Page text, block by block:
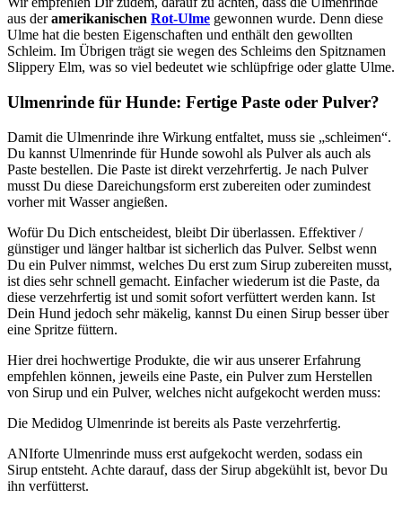
aus deramerikanischen Rot-Ulme gewonnen wurde. Denn diese
Ulme hat die besten Eigenschaften und enthält den gewollten
Schleim. Im Übrigen trägt sie wegen des Schleims den Spitznamen
Slippery Elm, was so viel bedeutet wie schlüpfrige oder glatte Ulme.
Ulmenrinde für Hunde: Fertige Paste oder Pulver?
Damit die Ulmenrinde ihre Wirkung entfaltet, muss sie „schleimen“.
Du kannst Ulmenrinde für Hunde sowohl als Pulver als auch als
Paste bestellen. Die Paste ist direkt verzehrfertig. Je nach Pulver
musst Du diese Dareichungsform erst zubereiten oder zumindest
vorher mit Wasser angießen.
Wofür Du Dich entscheidest, bleibt Dir überlassen. Effektiver /
günstiger und länger haltbar ist sicherlich das Pulver. Selbst wenn
Du ein Pulver nimmst, welches Du erst zum Sirup zubereiten musst,
ist dies sehr schnell gemacht. Einfacher wiederum ist die Paste, da
diese verzehrfertig ist und somit sofort verfüttert werden kann. Ist
Dein Hund jedoch sehr mäkelig, kannst Du einen Sirup besser über
eine Spritze füttern.
Hier drei hochwertige Produkte, die wir aus unserer Erfahrung
empfehlen können, jeweils eine Paste, ein Pulver zum Herstellen
von Sirup und ein Pulver, welches nicht aufgekocht werden muss:
Die Medidog Ulmenrinde ist bereits als Paste verzehrfertig.
ANIforte Ulmenrinde muss erst aufgekocht werden, sodass ein
Sirup entsteht. Achte darauf, dass der Sirup abgekühlt ist, bevor Du
ihn verfütterst.